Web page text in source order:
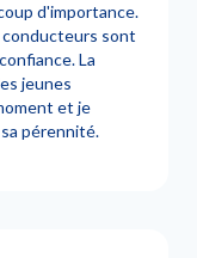
d'importance.
conducteurs sont
La
jeunes
et je
pérennité.